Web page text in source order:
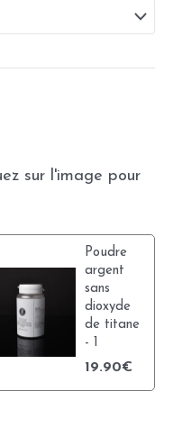
sur l'image pour
Poudre
argent
sans
dioxyde
de titane
- 1
19.90€